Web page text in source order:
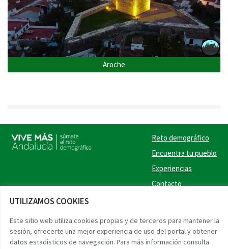
UTILIZAMOS COOKIES
Este sitio web utiliza cookies propias y de terceros para mantener la
sesión, ofrecerte una mejor experiencia de uso del portal y obtener
datos estadísticos de navegación. Para más información consulta
Aroche
Reto demográfico
Encuentra tu pueblo
Experiencias
Contacto
Accesibilidad Aviso legal Protección de datos